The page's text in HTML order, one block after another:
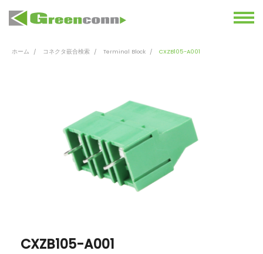
ホーム コネクタ嵌合検索 Terminal Block CXZB105-A001
CXZB105-A001